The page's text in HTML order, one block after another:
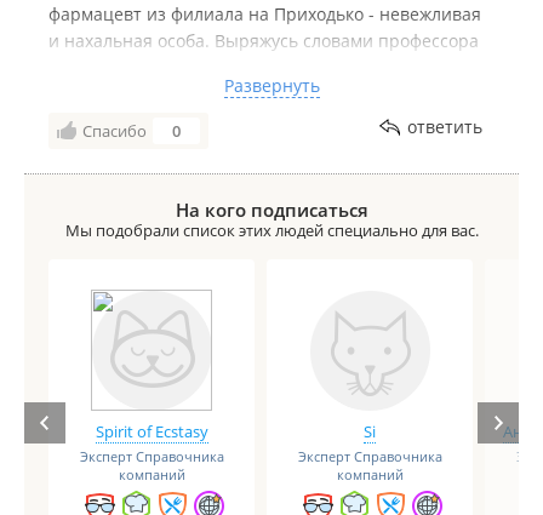
фармацевт из филиала на Приходько - невежливая
и нахальная особа. Выряжусь словами профессора
можно сказать о бесславном падении некогда такой
популярной и востребованной аптечной сети.......
Развернуть
Спасибо 0 ответить
На кого подписаться
Мы подобрали список этих людей специально для вас.
Spirit of Ecstasy
Эксперт Справочника
компаний
Si
Эксперт Справочника
компаний